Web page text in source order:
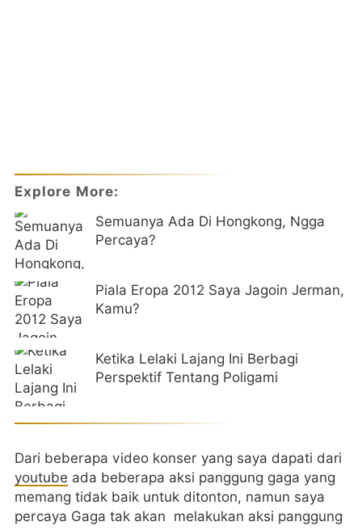
Explore More:
Semuanya Ada Di Hongkong, Ngga
Percaya?
Piala Eropa 2012 Saya Jagoin Jerman,
Kamu?
Ketika Lelaki Lajang Ini Berbagi
Perspektif Tentang Poligami
Dari beberapa video konser yang saya dapati dari
youtube ada beberapa aksi panggung gaga yang
memang tidak baik untuk ditonton, namun saya
percaya Gaga tak akan melakukan aksi panggung